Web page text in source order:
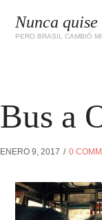
Nunca
PERO BRASIL CAMBIÓ
Bus a
ENERO 9, 2017 0